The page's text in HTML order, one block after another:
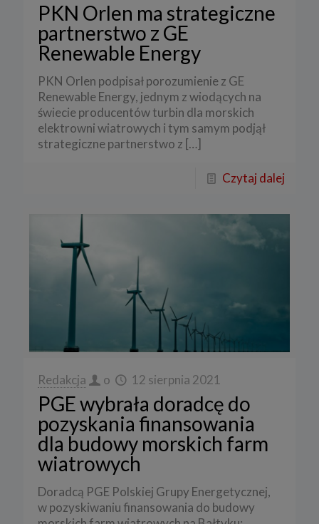
PKN Orlen ma strategiczne
partnerstwo z GE
Renewable Energy
PKN Orlen podpisał porozumienie z GE
Renewable Energy, jednym z wiodących na
świecie producentów turbin dla morskich
elektrowni wiatrowych i tym samym podjął
strategiczne partnerstwo z […]
Czytaj dalej
Redakcja o 12 sierpnia 2021
PGE wybrała doradcę do
pozyskania finansowania
dla budowy morskich farm
wiatrowych
Doradcą PGE Polskiej Grupy Energetycznej,
w pozyskiwaniu finansowania do budowy